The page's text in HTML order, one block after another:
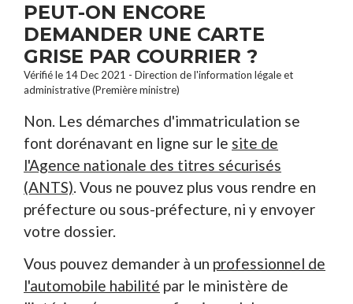
PEUT-ON ENCORE
DEMANDER UNE CARTE
GRISE PAR COURRIER ?
Vérifié le 14 Dec 2021 - Direction de l'information légale et
administrative (Première ministre)
Non. Les démarches d'immatriculation se
font dorénavant en ligne sur le site de
l'Agence nationale des titres sécurisés
(ANTS). Vous ne pouvez plus vous rendre en
préfecture ou sous-préfecture, ni y envoyer
votre dossier.
Vous pouvez demander à un professionnel de
l'automobile habilité par le ministère de